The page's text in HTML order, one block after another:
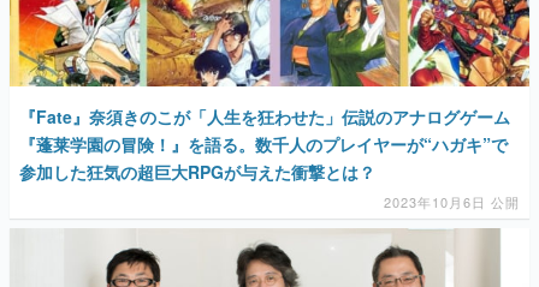
ゲームが変えた日本語
「経験値」「裏技」「ラスボス」… ゲームにまつわる言葉
の起源や用法の変遷を、コンピューター文化史研究家・タ
イニーP氏が徹底調査。
カテゴリ
特集記事
マンガ
女性向け
『Fate』奈須きのこが「人生を狂わせた」伝説のアナログゲーム
『蓬莱学園の冒険！』を語る。数千人のプレイヤーが“ハガキ”で
参加した狂気の超巨大RPGが与えた衝撃とは？
2023年10月6日 公開